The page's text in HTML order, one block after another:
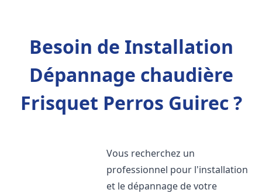
Besoin de Installation
Dépannage chaudière
Frisquet Perros Guirec ?
Vous recherchez un
professionnel pour l'installation
et le dépannage de votre